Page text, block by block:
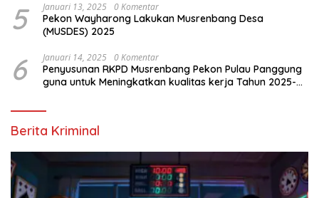
5 Januari 13, 2025 0 Komentar
Pekon Wayharong Lakukan Musrenbang Desa
(MUSDES) 2025
6 Januari 14, 2025 0 Komentar
Penyusunan RKPD Musrenbang Pekon Pulau Panggung
guna untuk Meningkatkan kualitas kerja Tahun 2025-
Berita Kriminal